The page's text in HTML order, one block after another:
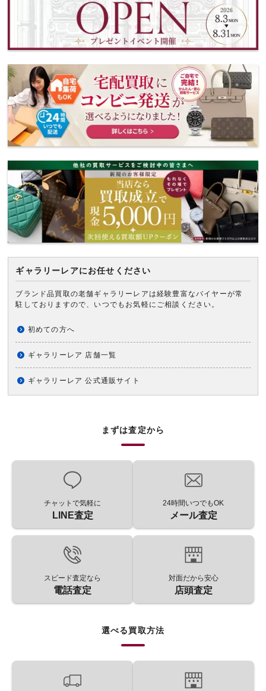
ギャラリーレアにお任せください
ブランド品買取の老舗ギャラリーレアは経験豊富なバイヤーが常
駐しておりますので、いつでもお気軽にご相談ください。
初めての方へ
ギャラリーレア 店舗一覧
ギャラリーレア 公式通販サイト
まずは査定から
チャットで気軽に
LINE査定
24時間いつでもOK
メール査定
スピード査定なら
電話査定
対面だから安心
店頭査定
選べる買取方法